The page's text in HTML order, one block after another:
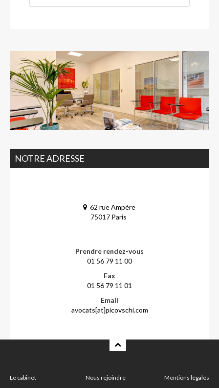
NOTRE ADRESSE
62 rue Ampère
75017 Paris
Prendre rendez-vous
01 56 79 11 00
Fax
01 56 79 11 01
Email
avocats[at]picovschi.com
Le cabinet Nous rejoindre Mentions légales